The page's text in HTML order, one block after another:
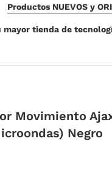
Productos NUEVOS y
mayor tienda de
Movimiento
Negro